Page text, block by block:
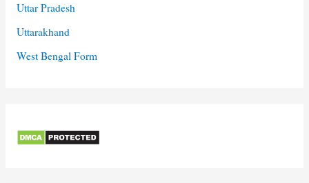
Uttar Pradesh
Uttarakhand
West Bengal Form